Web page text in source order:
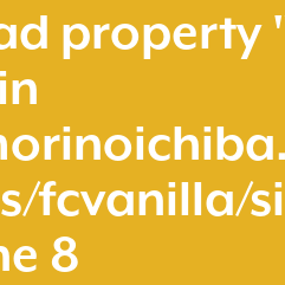
property
in
fcvanilla/
8